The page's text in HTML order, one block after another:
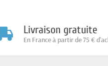
Livraison gratuite
En France à partir de 75 €